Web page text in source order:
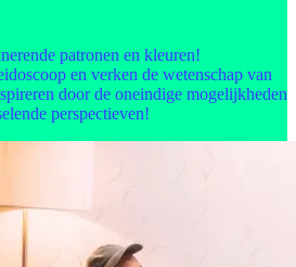
patronen en kleuren!
en verken de wetenschap van
door de oneindige mogelijkheden
perspectieven!